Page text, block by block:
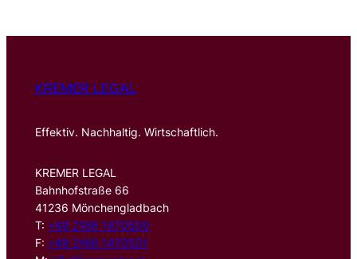
n
KREMER LEGAL
Effektiv. Nachhaltig. Wirtschaftlich.
KREMER LEGAL
Bahnhofstraße 66
41236 Mönchengladbach
T: +49 2166 1470500
F: +49 2166 1470501